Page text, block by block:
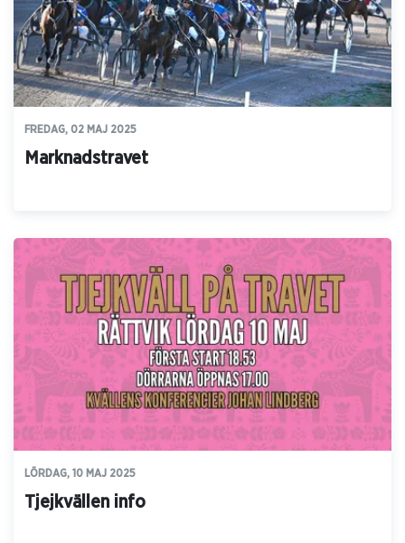
FREDAG, 02 MAJ 2025
Marknadstravet
LÖRDAG, 10 MAJ 2025
Tjejkvällen info